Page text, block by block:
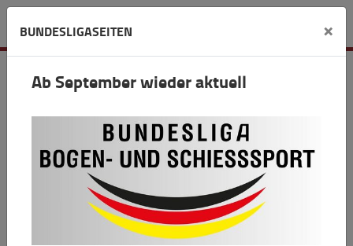
Detail
Bundesligafinale Wiesbaden: Erneuter
Triumph der BSG Ebersberg
24.02.2024 19:52
BUNDESLIGASEITEN ×
Ab September wieder aktuell